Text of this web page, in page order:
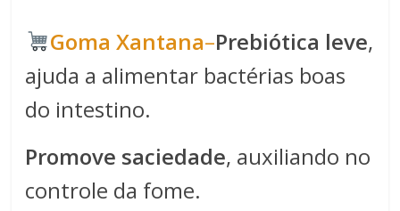
​​Goma Xantana​–Prebiótica leve,
ajuda a alimentar bactérias boas
do intestino.
Promove saciedade, auxiliando no
controle da fome.